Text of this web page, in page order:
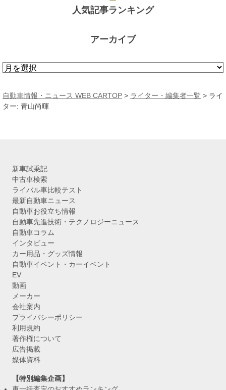
人気記事ランキング
アーカイブ
ア
カ
イ
自動車情報・ニュース WEB CARTOP > ライター・編集者一覧 > ライ
ター: 青山尚暉
新車試乗記
中古車検索
ライバル車比較テスト
最新自動車ニュース
自動車お役立ち情報
自動車先進技術・テクノロジーニュース
自動車コラム
インタビュー
カー用品・グッズ情報
自動車イベント・カーイベント
EV
動画
メーカー
会社案内
プライバシーポリシー
利用規約
著作権について
広告掲載
媒体資料
【特別編集企画】